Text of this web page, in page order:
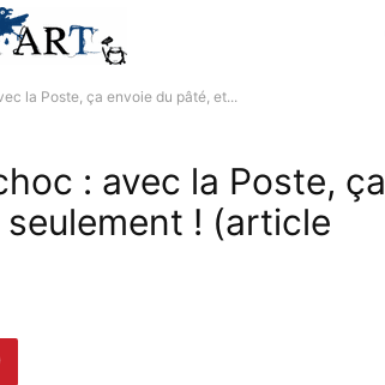
la Poste, ça envoie du pâté, et...
: avec la Poste, ça
! (article